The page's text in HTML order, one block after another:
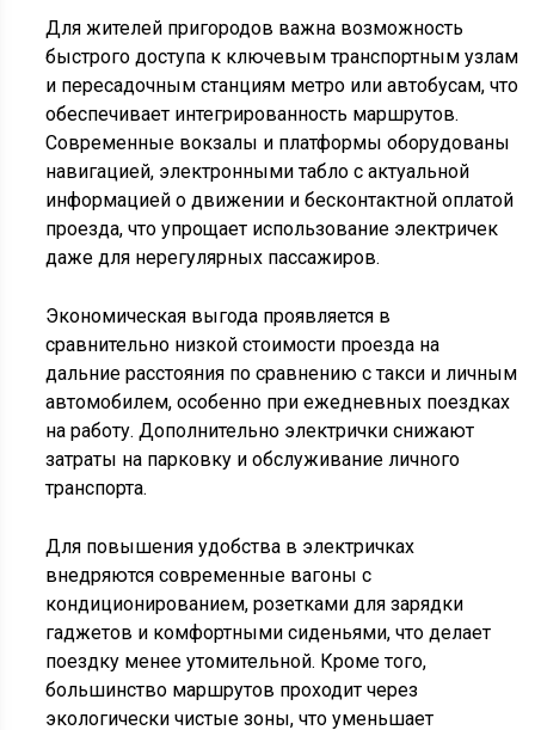
Для жителей пригородов важна возможность
быстрого доступа к ключевым транспортным узлам
и пересадочным станциям метро или автобусам, что
обеспечивает интегрированность маршрутов.
Современные вокзалы и платформы оборудованы
навигацией, электронными табло с актуальной
информацией о движении и бесконтактной оплатой
проезда, что упрощает использование электричек
даже для нерегулярных пассажиров.
Экономическая выгода проявляется в
сравнительно низкой стоимости проезда на
дальние расстояния по сравнению с такси и личным
автомобилем, особенно при ежедневных поездках
на работу. Дополнительно электрички снижают
затраты на парковку и обслуживание личного
транспорта.
Для повышения удобства в электричках
внедряются современные вагоны с
кондиционированием, розетками для зарядки
гаджетов и комфортными сиденьями, что делает
поездку менее утомительной. Кроме того,
большинство маршрутов проходит через
экологически чистые зоны, что уменьшает